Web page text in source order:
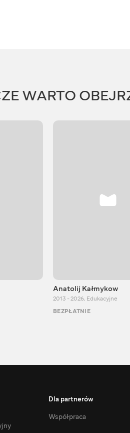
WARTO
Anatolij Kałmykow
2013 - 2026, Edukacyjne
BEZPŁATNIE
Dla partnerów
Współpraca